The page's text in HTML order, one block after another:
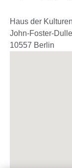
Haus der
John-Foster-
10557 Berlin